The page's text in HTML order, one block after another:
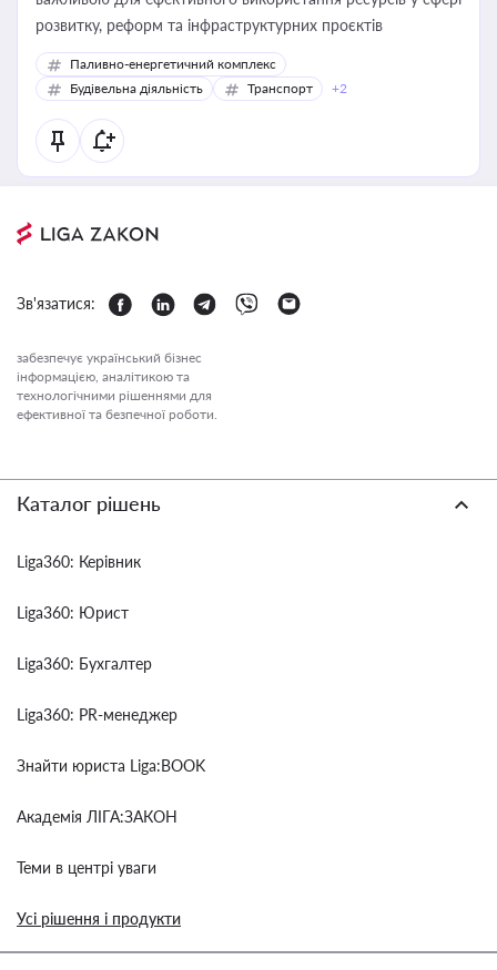
розвитку, реформ та інфраструктурних проєктів
Паливно-енергетичний комплекс
Будівельна діяльність
Транспорт +2
Зв'язатися:
забезпечує український бізнес
інформацією, аналітикою та
технологічними рішеннями для
ефективної та безпечної роботи.
Каталог рішень
Liga360: Керівник
Liga360: Юрист
Liga360: Бухгалтер
Liga360: PR-менеджер
Знайти юриста Liga:BOOK
Академія ЛІГА:ЗАКОН
Теми в центрі уваги
Усі рішення і продукти